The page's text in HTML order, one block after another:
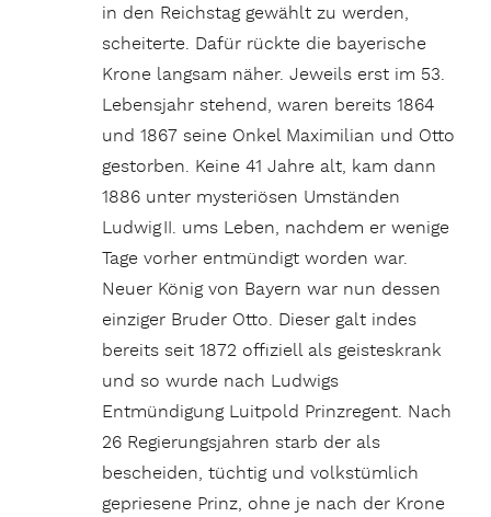
in den Reichstag gewählt zu werden,
scheiterte. Dafür rückte die bayerische
Krone langsam näher. Jeweils erst im 53.
Lebensjahr stehend, waren bereits 1864
und 1867 seine Onkel Maximilian und Otto
gestorben. Keine 41 Jahre alt, kam dann
1886 unter mysteriösen Umständen
Ludwig II. ums Leben, nachdem er wenige
Tage vorher entmündigt worden war.
Neuer König von Bayern war nun dessen
einziger Bruder Otto. Dieser galt indes
bereits seit 1872 offiziell als geisteskrank
und so wurde nach Ludwigs
Entmündigung Luitpold Prinzregent. Nach
26 Regierungsjahren starb der als
bescheiden, tüchtig und volkstümlich
gepriesene Prinz, ohne je nach der Krone